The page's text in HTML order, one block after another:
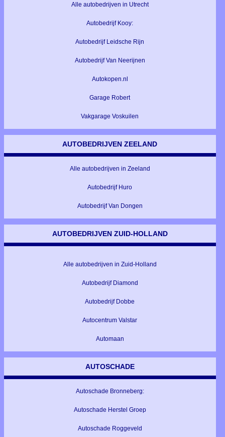
Alle autobedrijven in Utrecht
Autobedrijf Kooy:
Autobedrijf Leidsche Rijn
Autobedrijf Van Neerijnen
Autokopen.nl
Garage Robert
Vakgarage Voskuilen
AUTOBEDRIJVEN ZEELAND
Alle autobedrijven in Zeeland
Autobedrijf Huro
Autobedrijf Van Dongen
AUTOBEDRIJVEN ZUID-HOLLAND
Alle autobedrijven in Zuid-Holland
Autobedrijf Diamond
Autobedrijf Dobbe
Autocentrum Valstar
Automaan
AUTOSCHADE
Autoschade Bronneberg:
Autoschade Herstel Groep
Autoschade Roggeveld